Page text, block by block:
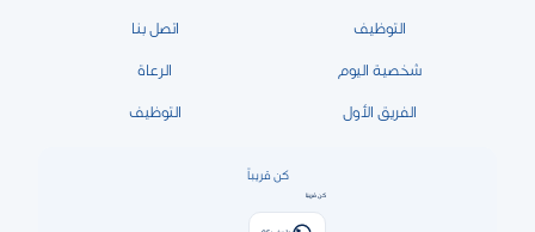
التوظيف اتصل بنا
شخصية اليوم الرعاة
الفريق الأول التوظيف
كن قريباً
كن قريبًا